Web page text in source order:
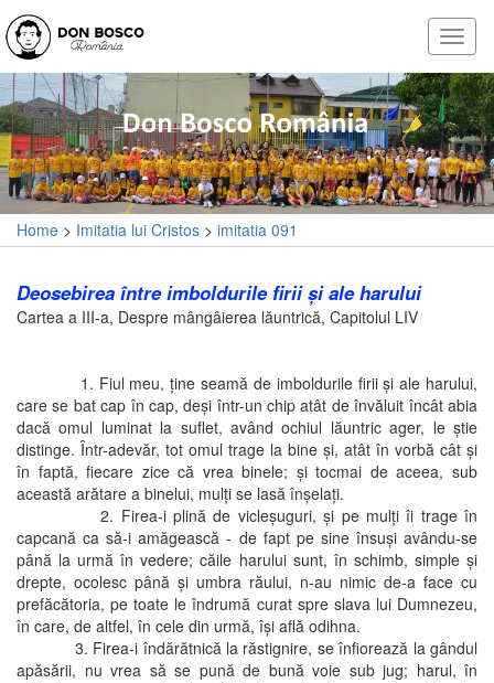
Home > Imitatia lui Cristos > imitatia 091
Deosebirea între imboldurile firii şi ale harului
Cartea a III-a, Despre mângâierea lăuntrică, Capitolul LIV
1. Fiul meu, ţine seamă de imboldurile firii şi ale harului,
care se bat cap în cap, deşi într-un chip atât de învăluit încât abia
dacă omul luminat la suflet, având ochiul lăuntric ager, le ştie
distinge. Într-adevăr, tot omul trage la bine şi, atât în vorbă cât şi
în faptă, fiecare zice că vrea binele; şi tocmai de aceea, sub
această arătare a binelui, mulţi se lasă înşelaţi.
2. Firea-i plină de vicleşuguri, şi pe mulţi îi trage în
capcană ca să-i amăgească - de fapt pe sine însuşi avându-se
până la urmă în vedere; căile harului sunt, în schimb, simple şi
drepte, ocolesc până şi umbra răului, n-au nimic de-a face cu
prefăcătoria, pe toate le îndrumă curat spre slava lui Dumnezeu,
în care, de altfel, în cele din urmă, îşi află odihna.
3. Firea-i îndărătnică la răstignire, se înfiorează la gândul
apăsării, nu vrea să se pună de bună voie sub jug; harul, în